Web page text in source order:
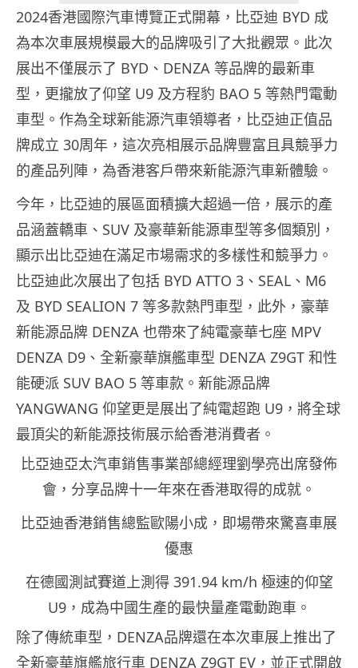
2024香港國際汽車博覽正式開幕，比亞迪 BYD 成
為本次車展規模最大的品牌吸引了大批觀眾。此次
展出不僅展示了 BYD、DENZA 等品牌的最新車
型，更攏放了仰望 U9 及方程豹 BAO 5 等熱門電動
車型。作為全球新能源汽車領導者，比亞迪正值品
牌成立 30周年，這次亮相展示品牌豐富且具競爭力
的產品列陣，為香港客戶帶來新能源汽車新體驗。
今年，比亞迪的展區面積擴大超過一倍，展示的產
品涵蓋轎車、SUV 及豪華新能源車型等多個類別，
顯示出比亞迪在滿足市場需求的多樣性和競爭力。
比亞迪此次展出了包括 BYD ATTO 3、SEAL、M6
及 BYD SEALION 7 等多款熱門車型，此外，豪華
新能源品牌 DENZA 也帶來了純電豪華七座 MPV
DENZA D9、全新豪華旗艦車型 DENZA Z9GT 和性
能硬派 SUV BAO 5 等車款。新能源品牌
YANGWANG 仰望更是展出了純電超跑 U9，將全球
最頂尖的新能源技術展示給香港消費者。
比亞迪亞太汽車銷售事業部總經理劉學亮出席發佈
會，分享品牌十一年來在香港取得的成就。
比亞迪香港銷售總監歐陽小成，即場帶來驚喜車展
優惠
在德國測試賽道上測得 391.94 km/h 極速的仰望
U9，成為中國生產的最快量產電動跑車。
除了傳統車型，DENZA品牌還在本次車展上推出了
全新豪華旗艦旅行車 DENZA Z9GT EV，並正式開啟